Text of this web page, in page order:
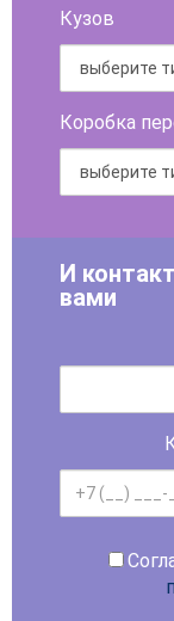
Кузов
Коробка
И
вами